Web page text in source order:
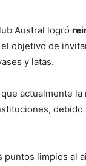
Austral logró
objetivo de
y latas.
actualmente
debido
puntos limpios al